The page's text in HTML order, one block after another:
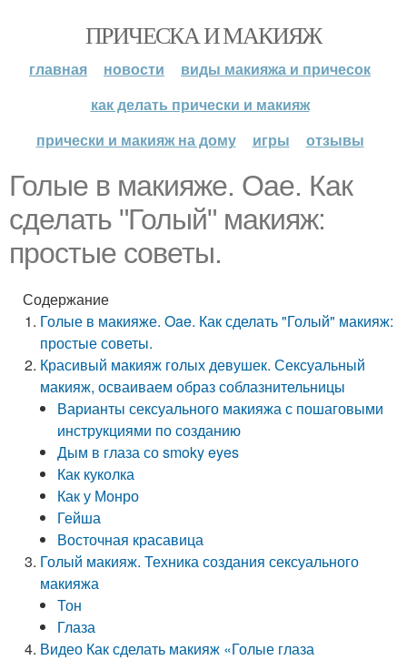
ПРИЧЕСКА И МАКИЯЖ
главная новости
виды макияжа и причесок
как делать прически и макияж
прически и макияж на дому
игры отзывы
Голые в макияже. Oae. Как
сделать "Голый" макияж:
простые советы.
Содержание
Голые в макияже. Oae. Как сделать "Голый" макияж:
простые советы.
Красивый макияж голых девушек. Сексуальный
макияж, осваиваем образ соблазнительницы
Варианты сексуального макияжа с пошаговыми
инструкциями по созданию
Дым в глаза со smoky eyes
Как куколка
Как у Монро
Гейша
Восточная красавица
Голый макияж. Техника создания сексуального
макияжа
Тон
Глаза
Видео Как сделать макияж «Голые глаза